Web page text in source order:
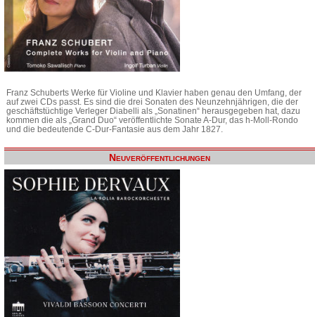
Franz Schuberts Werke für Violine und Klavier haben genau den Umfang, der
auf zwei CDs passt. Es sind die drei Sonaten des Neunzehnjährigen, die der
geschäftstüchtige Verleger Diabelli als „Sonatinen“ herausgegeben hat, dazu
kommen die als „Grand Duo“ veröffentlichte Sonate A-Dur, das h-Moll-Rondo
und die bedeutende C-Dur-Fantasie aus dem Jahr 1827.
Neuveröffentlichungen